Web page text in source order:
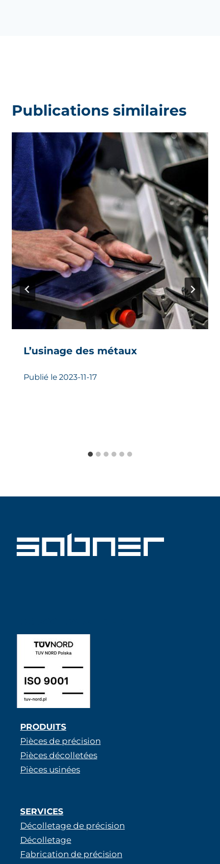
Publications similaires
L’usinage des métaux
Publié le 2023-11-17
PRODUITS
Pièces de précision
Pièces décolletées
Pièces usinées
SERVICES
Décolletage de précision
Décolletage
Fabrication de précision